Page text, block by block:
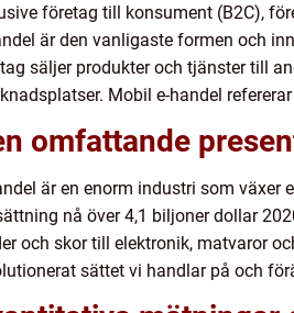
företag till konsument (B2C),
är den vanligaste formen och
säljer produkter och tjänster till
Mobil e-handel
omfattande
är en enorm industri som
nå över 4,1 biljoner dollar
och skor till elektronik, matvaror
sättet vi handlar på och